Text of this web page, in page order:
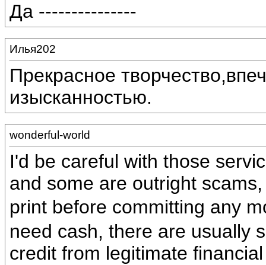
Да ---------------
Илья202
Прекрасное
изысканностью.
wonderful-world
I'd be careful with those
and some are outright
print before committing any
need cash, there are usually
credit from legitimate